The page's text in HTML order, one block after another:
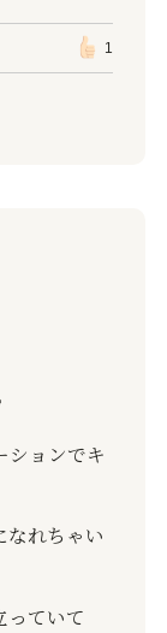
1
ションでキ
なれちゃい
っていて